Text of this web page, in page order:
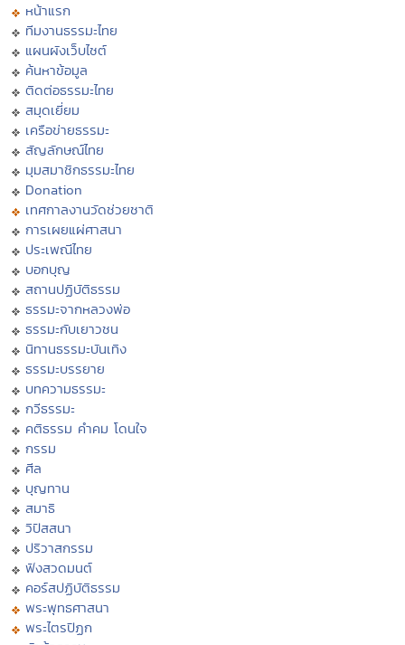
หน้าแรก
ทีมงานธรรมะไทย
แผนผังเว็บไซต์
ค้นหาข้อมูล
ติดต่อธรรมะไทย
สมุดเยี่ยม
เครือข่ายธรรมะ
สัญลักษณ์ไทย
มุมสมาชิกธรรมะไทย
Donation
เทศกาลงานวัดช่วยชาติ
การเผยแผ่ศาสนา
ประเพณีไทย
บอกบุญ
สถานปฏิบัติธรรม
ธรรมะจากหลวงพ่อ
ธรรมะกับเยาวชน
นิทานธรรมะบันเทิง
ธรรมะบรรยาย
บทความธรรมะ
กวีธรรมะ
คติธรรม คำคม โดนใจ
กรรม
ศีล
บุญทาน
สมาธิ
วิปัสสนา
ปริวาสกรรม
ฟังสวดมนต์
คอร์สปฏิบัติธรรม
พระพุทธศาสนา
พระไตรปิฏก